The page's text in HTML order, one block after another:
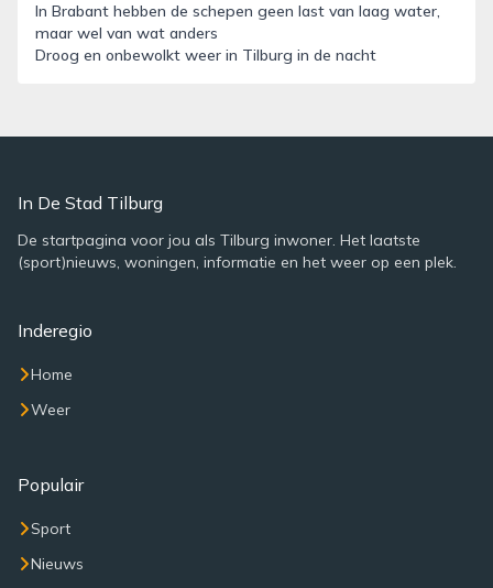
In Brabant hebben de schepen geen last van laag water,
maar wel van wat anders
Droog en onbewolkt weer in Tilburg in de nacht
In De Stad Tilburg
De startpagina voor jou als Tilburg inwoner. Het laatste
(sport)nieuws, woningen, informatie en het weer op een plek.
Inderegio
Home
Weer
Populair
Sport
Nieuws